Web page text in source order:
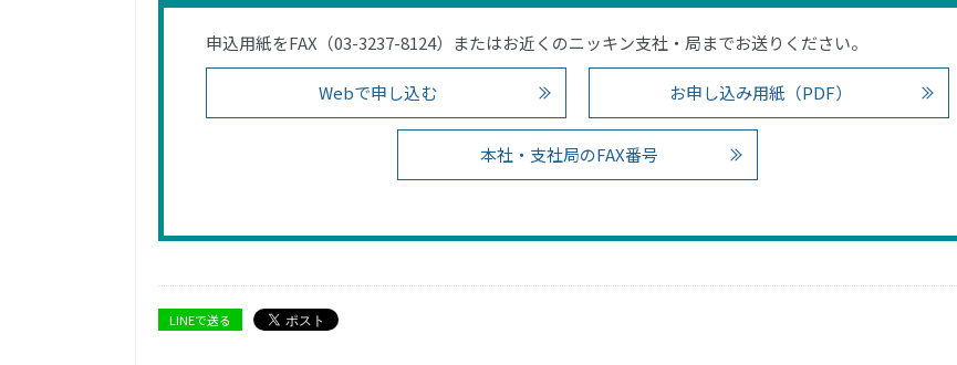
申込用紙をFAX（03-3237-8124）またはお近くのニッキン支社・局までお送りください。
Webで申し込む お申し込み用紙（PDF）
本社・支社局のFAX番号
LINEで送る